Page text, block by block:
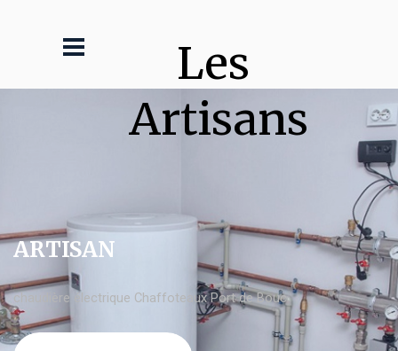
Les
Artisans
ARTISAN
chaudière électrique Chaffoteaux Port de Bouc